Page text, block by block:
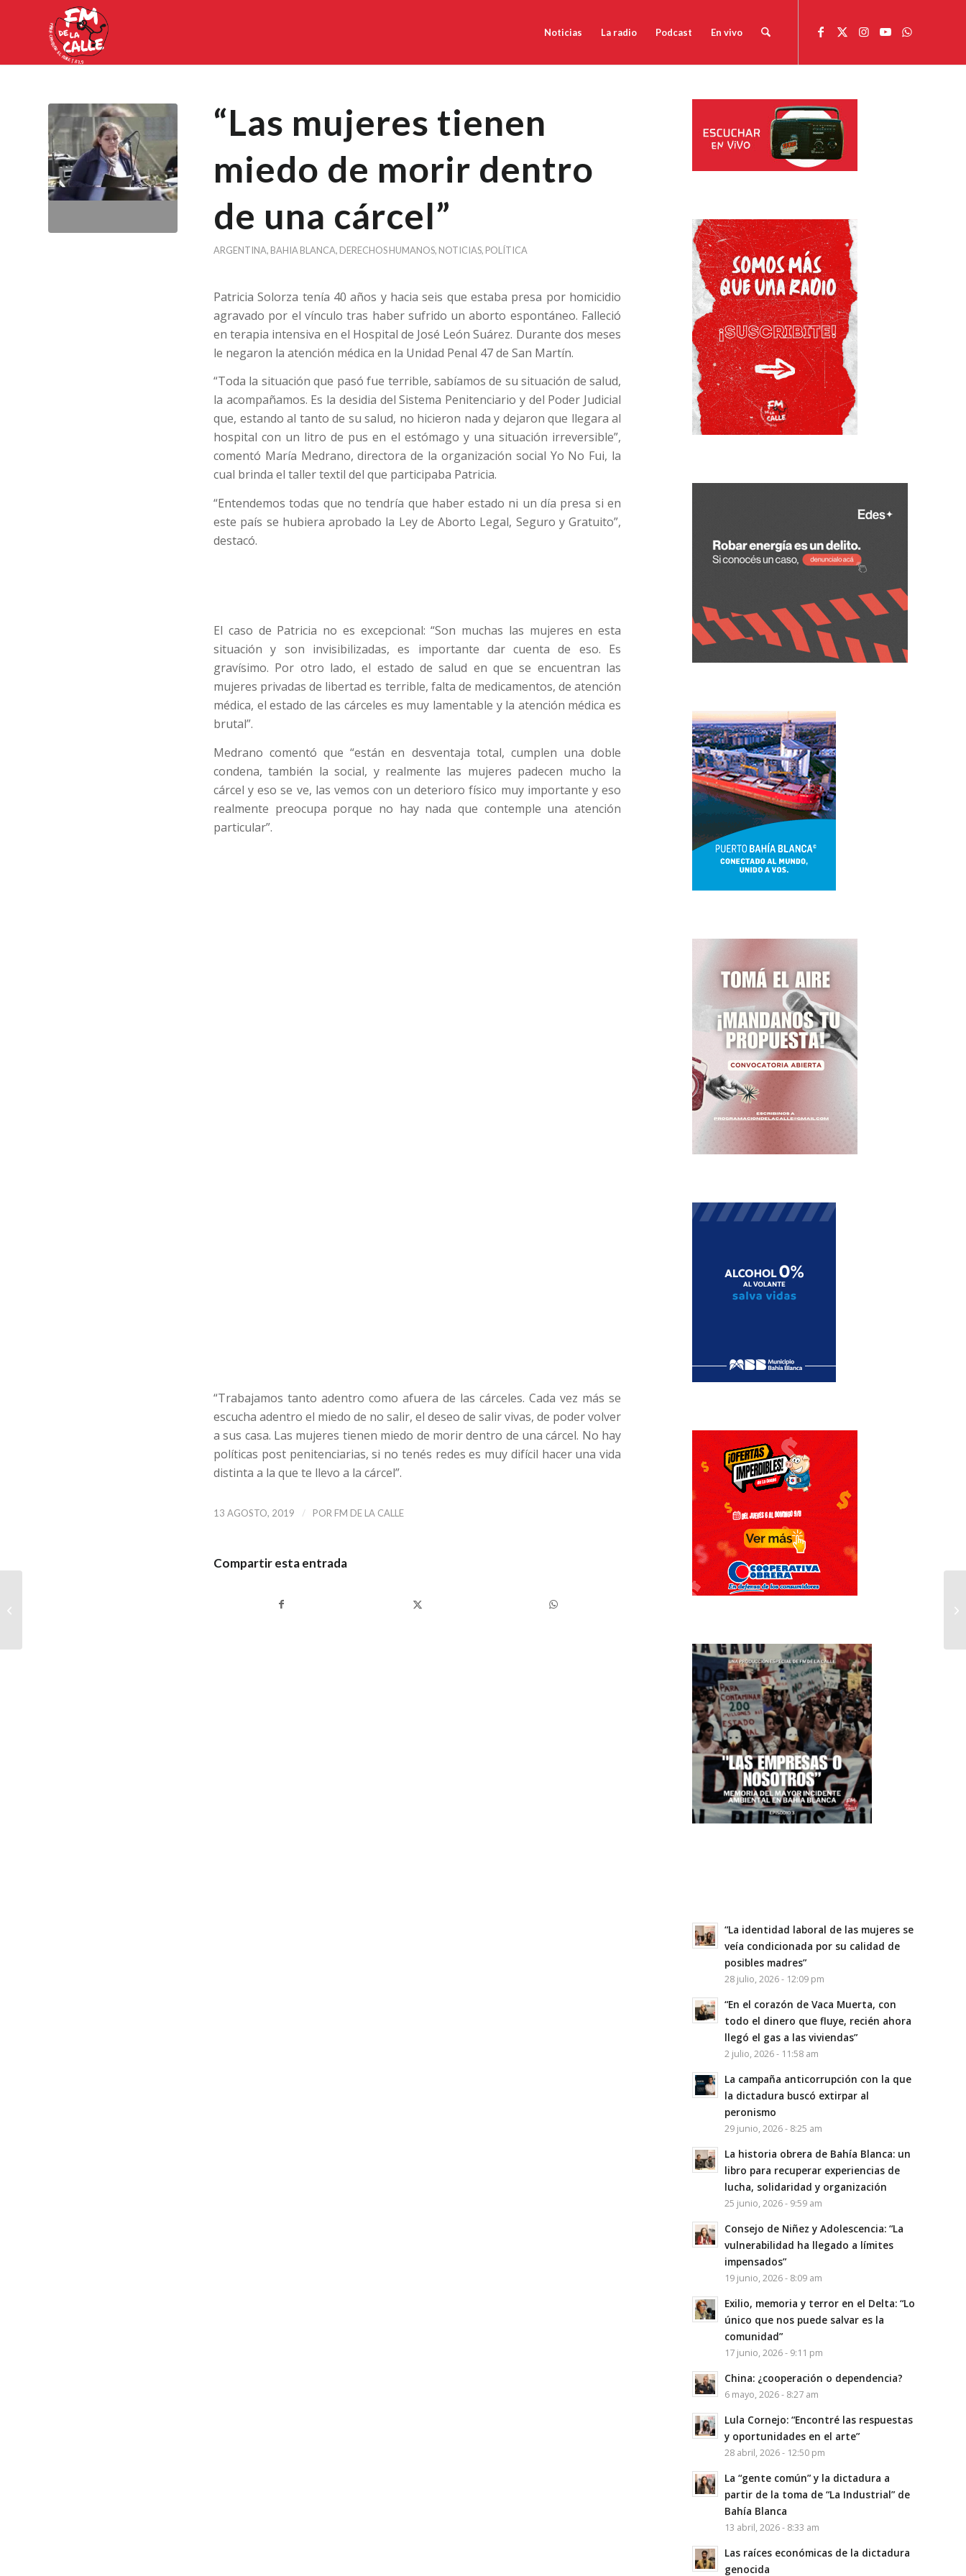
Noticias La radio Podcast En vivo
“Las mujeres tienen
miedo de morir dentro
de una cárcel”
ARGENTINA, BAHIA BLANCA, DERECHOS HUMANOS, NOTICIAS, POLÍTICA
Patricia Solorza tenía 40 años y hacia seis que estaba presa por homicidio
agravado por el vínculo tras haber sufrido un aborto espontáneo. Falleció
en terapia intensiva en el Hospital de José León Suárez. Durante dos meses
le negaron la atención médica en la Unidad Penal 47 de San Martín.
“Toda la situación que pasó fue terrible, sabíamos de su situación de salud,
la acompañamos. Es la desidia del Sistema Penitenciario y del Poder Judicial
que, estando al tanto de su salud, no hicieron nada y dejaron que llegara al
hospital con un litro de pus en el estómago y una situación irreversible”,
comentó María Medrano, directora de la organización social Yo No Fui, la
cual brinda el taller textil del que participaba Patricia.
“Entendemos todas que no tendría que haber estado ni un día presa si en
este país se hubiera aprobado la Ley de Aborto Legal, Seguro y Gratuito”,
destacó.
El caso de Patricia no es excepcional: “Son muchas las mujeres en esta
situación y son invisibilizadas, es importante dar cuenta de eso. Es
gravísimo. Por otro lado, el estado de salud en que se encuentran las
mujeres privadas de libertad es terrible, falta de medicamentos, de atención
médica, el estado de las cárceles es muy lamentable y la atención médica es
brutal”.
Medrano comentó que “están en desventaja total, cumplen una doble
condena, también la social, y realmente las mujeres padecen mucho la
cárcel y eso se ve, las vemos con un deterioro físico muy importante y eso
realmente preocupa porque no hay nada que contemple una atención
particular”.
“Trabajamos tanto adentro como afuera de las cárceles. Cada vez más se
escucha adentro el miedo de no salir, el deseo de salir vivas, de poder volver
a sus casa. Las mujeres tienen miedo de morir dentro de una cárcel. No hay
políticas post penitenciarias, si no tenés redes es muy difícil hacer una vida
distinta a la que te llevo a la cárcel”.
13 AGOSTO, 2019 / POR FM DE LA CALLE
Compartir esta entrada
“La identidad laboral de las mujeres se
veía condicionada por su calidad de
posibles madres”
28 julio, 2026 - 12:09 pm
“En el corazón de Vaca Muerta, con
todo el dinero que fluye, recién ahora
llegó el gas a las viviendas”
2 julio, 2026 - 11:58 am
La campaña anticorrupción con la que
la dictadura buscó extirpar al
peronismo
29 junio, 2026 - 8:25 am
La historia obrera de Bahía Blanca: un
libro para recuperar experiencias de
lucha, solidaridad y organización
25 junio, 2026 - 9:59 am
Consejo de Niñez y Adolescencia: “La
vulnerabilidad ha llegado a límites
impensados”
19 junio, 2026 - 8:09 am
Exilio, memoria y terror en el Delta: “Lo
único que nos puede salvar es la
comunidad”
17 junio, 2026 - 9:11 pm
China: ¿cooperación o dependencia?
6 mayo, 2026 - 8:27 am
Lula Cornejo: “Encontré las respuestas
y oportunidades en el arte”
28 abril, 2026 - 12:50 pm
La “gente común” y la dictadura a
partir de la toma de “La Industrial” de
Bahía Blanca
13 abril, 2026 - 8:33 am
Las raíces económicas de la dictadura
genocida